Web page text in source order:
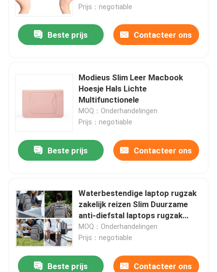
Prijs：negotiable
Beste prijs Contacteer ons
Modieus Slim Leer Macbook
Hoesje Hals Lichte
Multifunctionele
MOQ：Onderhandelingen
Prijs：negotiable
Beste prijs Contacteer ons
Waterbestendige laptop rugzak
zakelijk reizen Slim Duurzame
anti-diefstal laptops rugzak
USBCharging
MOQ：Onderhandelingen
Prijs：negotiable
Beste prijs Contacteer ons